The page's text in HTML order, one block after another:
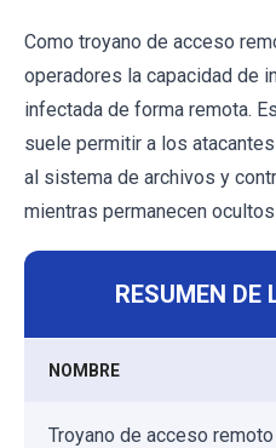
Como troyano de acceso
operadores la capacidad de
infectada de forma remota.
suele permitir a los
al sistema de archivos y
mientras permanecen
RESUMEN
NOMBRE
Troyano de acceso